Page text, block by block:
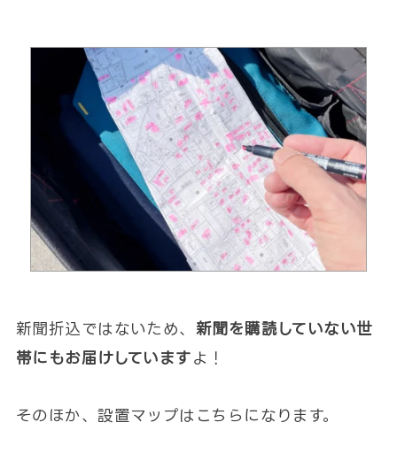
新聞折込ではないため、 新聞を購読していない世
帯にもお届けしています よ！
そのほか、設置マップはこちらになります。